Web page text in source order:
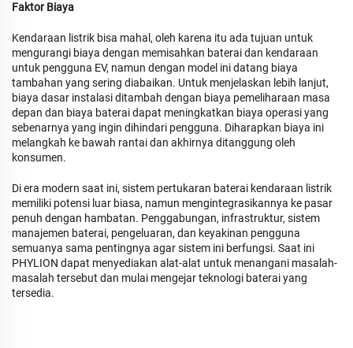
Faktor Biaya
Kendaraan listrik bisa mahal, oleh karena itu ada tujuan untuk
mengurangi biaya dengan memisahkan baterai dan kendaraan
untuk pengguna EV, namun dengan model ini datang biaya
tambahan yang sering diabaikan. Untuk menjelaskan lebih lanjut,
biaya dasar instalasi ditambah dengan biaya pemeliharaan masa
depan dan biaya baterai dapat meningkatkan biaya operasi yang
sebenarnya yang ingin dihindari pengguna. Diharapkan biaya ini
melangkah ke bawah rantai dan akhirnya ditanggung oleh
konsumen.
Di era modern saat ini, sistem pertukaran baterai kendaraan listrik
memiliki potensi luar biasa, namun mengintegrasikannya ke pasar
penuh dengan hambatan. Penggabungan, infrastruktur, sistem
manajemen baterai, pengeluaran, dan keyakinan pengguna
semuanya sama pentingnya agar sistem ini berfungsi. Saat ini
PHYLION dapat menyediakan alat-alat untuk menangani masalah-
masalah tersebut dan mulai mengejar teknologi baterai yang
tersedia.